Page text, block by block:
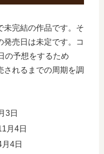
未完結の作品です。そ
売日は未定です。コ
の予想をするため
されるまでの周期を調
3日
月4日
4日